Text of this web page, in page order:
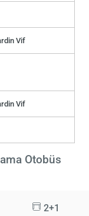
Vif
Vif
Otobüs
2+1